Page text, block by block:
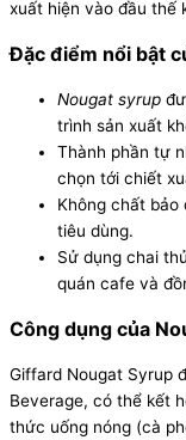
xuất hiện vào đầu thế
Đặc điểm nổi bật
Nougat syrup
trình sản xuất
Thành phần tự
chọn tới chiết
Không chất bảo
tiêu dùng.
Sử dụng chai
quán cafe và
Công dụng của
Giffard Nougat Syrup
Beverage, có thể kết
thức uống nóng (cà